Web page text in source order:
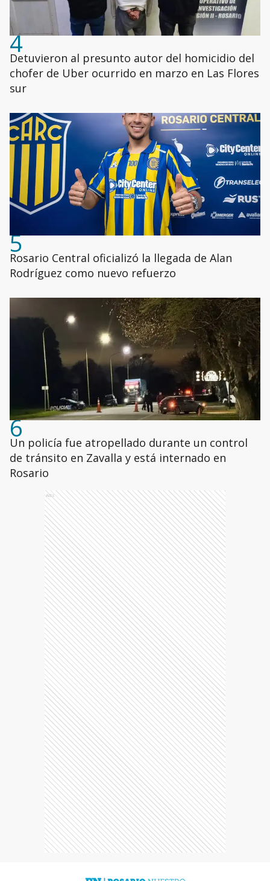
4
Detuvieron al presunto autor del homicidio del
chofer de Uber ocurrido en marzo en Las Flores
sur
5
Rosario Central oficializó la llegada de Alan
Rodríguez como nuevo refuerzo
6
Un policía fue atropellado durante un control
de tránsito en Zavalla y está internado en
Rosario
Ads